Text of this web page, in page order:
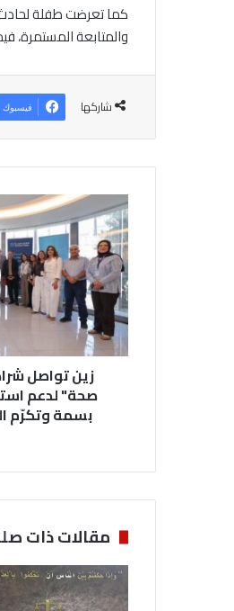
كما تعرضت طفلة لحادث
والمتابعة المستمرة،
شاركها فيسبوك
ز
ي
ن
ت
و
ا
ص
ل
ش
ا
ع
ج
م
ع
ة
زين تواصل
صحة" لدعم
بسمة وتكرّم
مقالات ذات